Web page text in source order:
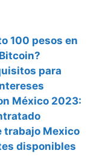
100 pesos en
Bitcoin?
para
México 2023:
trabajo Mexico
disponibles